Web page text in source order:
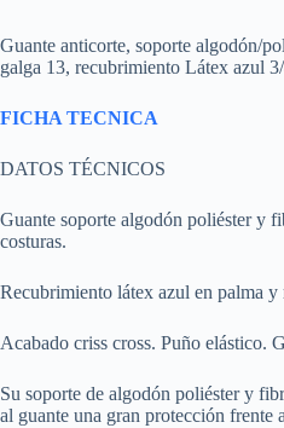
Guante anticorte, soporte algodón/
galga 13, recubrimiento Látex azul
FICHA TECNICA
DATOS TÉCNICOS
Guante soporte algodón poliéster y
costuras.
Recubrimiento látex azul en palma y
Acabado criss cross. Puño elástico.
Su soporte de algodón poliéster y
al guante una gran protección frente